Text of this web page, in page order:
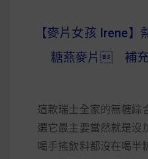
清楚！
啦！
【麥片女孩 Irene
糖燕麥片 補充
這款瑞士全家的無糖綜
選它最主要當然就是沒
喝手搖飲料都沒在喝半